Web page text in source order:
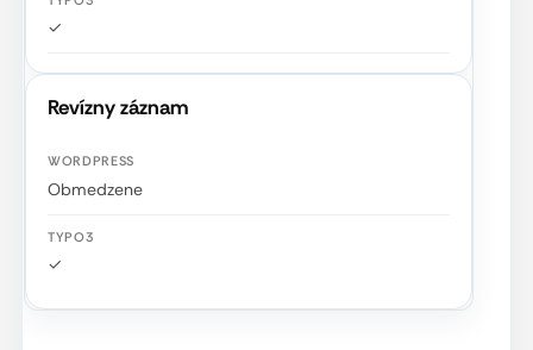
✓
Revízny záznam
Obmedzene
✓